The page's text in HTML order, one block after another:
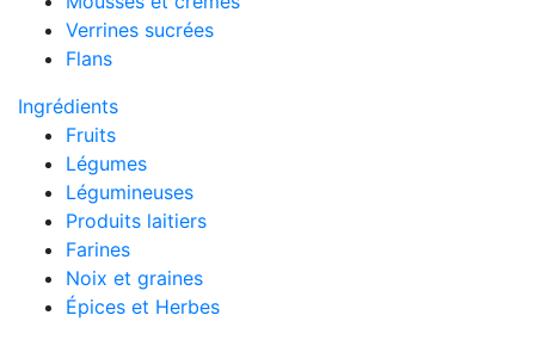
Verrines sucrées
Flans
Ingrédients
Fruits
Légumes
Légumineuses
Produits laitiers
Farines
Noix et graines
Épices et Herbes